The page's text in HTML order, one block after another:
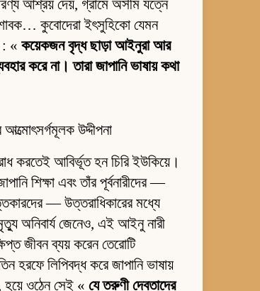
আশ্রয় দেয়, গ্রামে অসীম যত্নে
কুবোদেরা ইৎসুহিকো যেমন
: «কয়েকজন বৃদ্ধ ছাড়া আইনুরা আর
করে না। তারা জাপানি ভাষায় কথা
আত্মোৎসর্গমূলক উদ্দীপনা
করতেই আবির্ভূত হন চিরি ইউকিয়ে।
শিক্ষা এবং তাঁর পূর্বনারীদের —
— উত্তরাধিকারের মধ্যে
মৃত্যু অনিবার্য জেনেও, এই আইনু নারী
জীবন ব্যয় করেন তেরোটি
হরফে লিপিবদ্ধ করে জাপানি ভাষায়
হয়ে ওঠেন সেই «যে তরুণী দেবতাদের